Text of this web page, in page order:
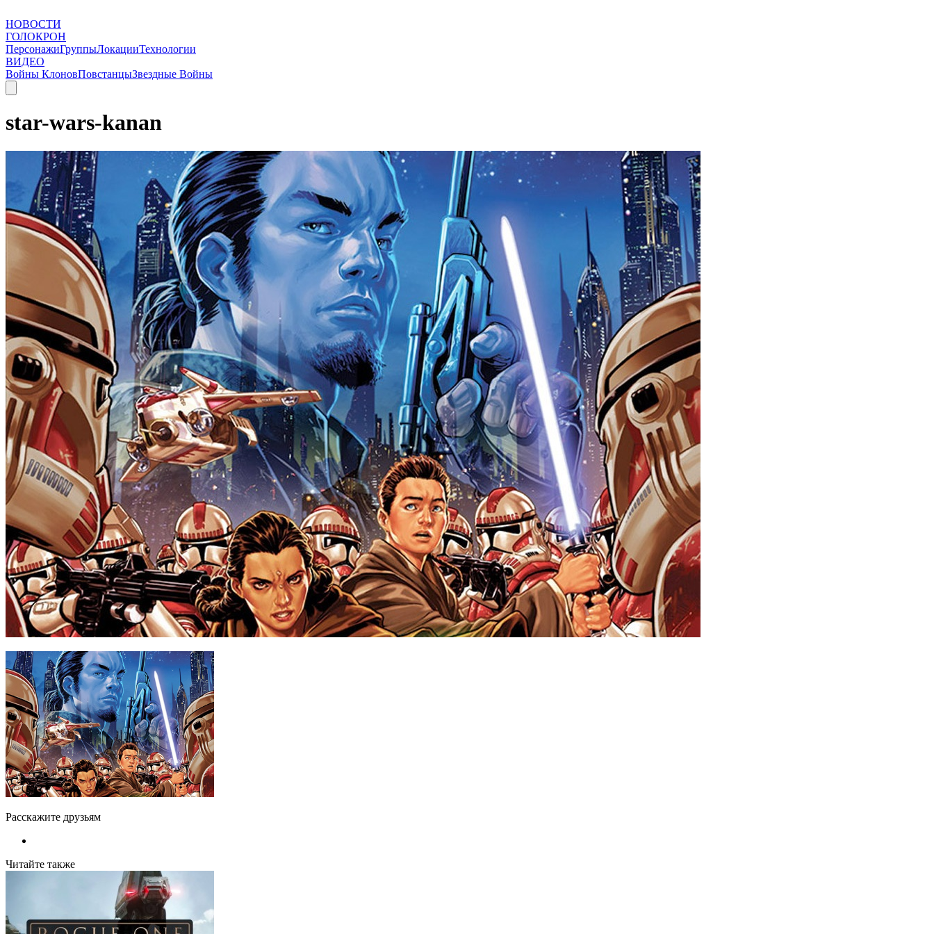
НОВОСТИ
ГОЛОКРОН
ПерсонажиГруппыЛокацииТехнологии
ВИДЕО
Войны КлоновПовстанцыЗвездные Войны
star-wars-kanan
Расскажите друзьям
Читайте также